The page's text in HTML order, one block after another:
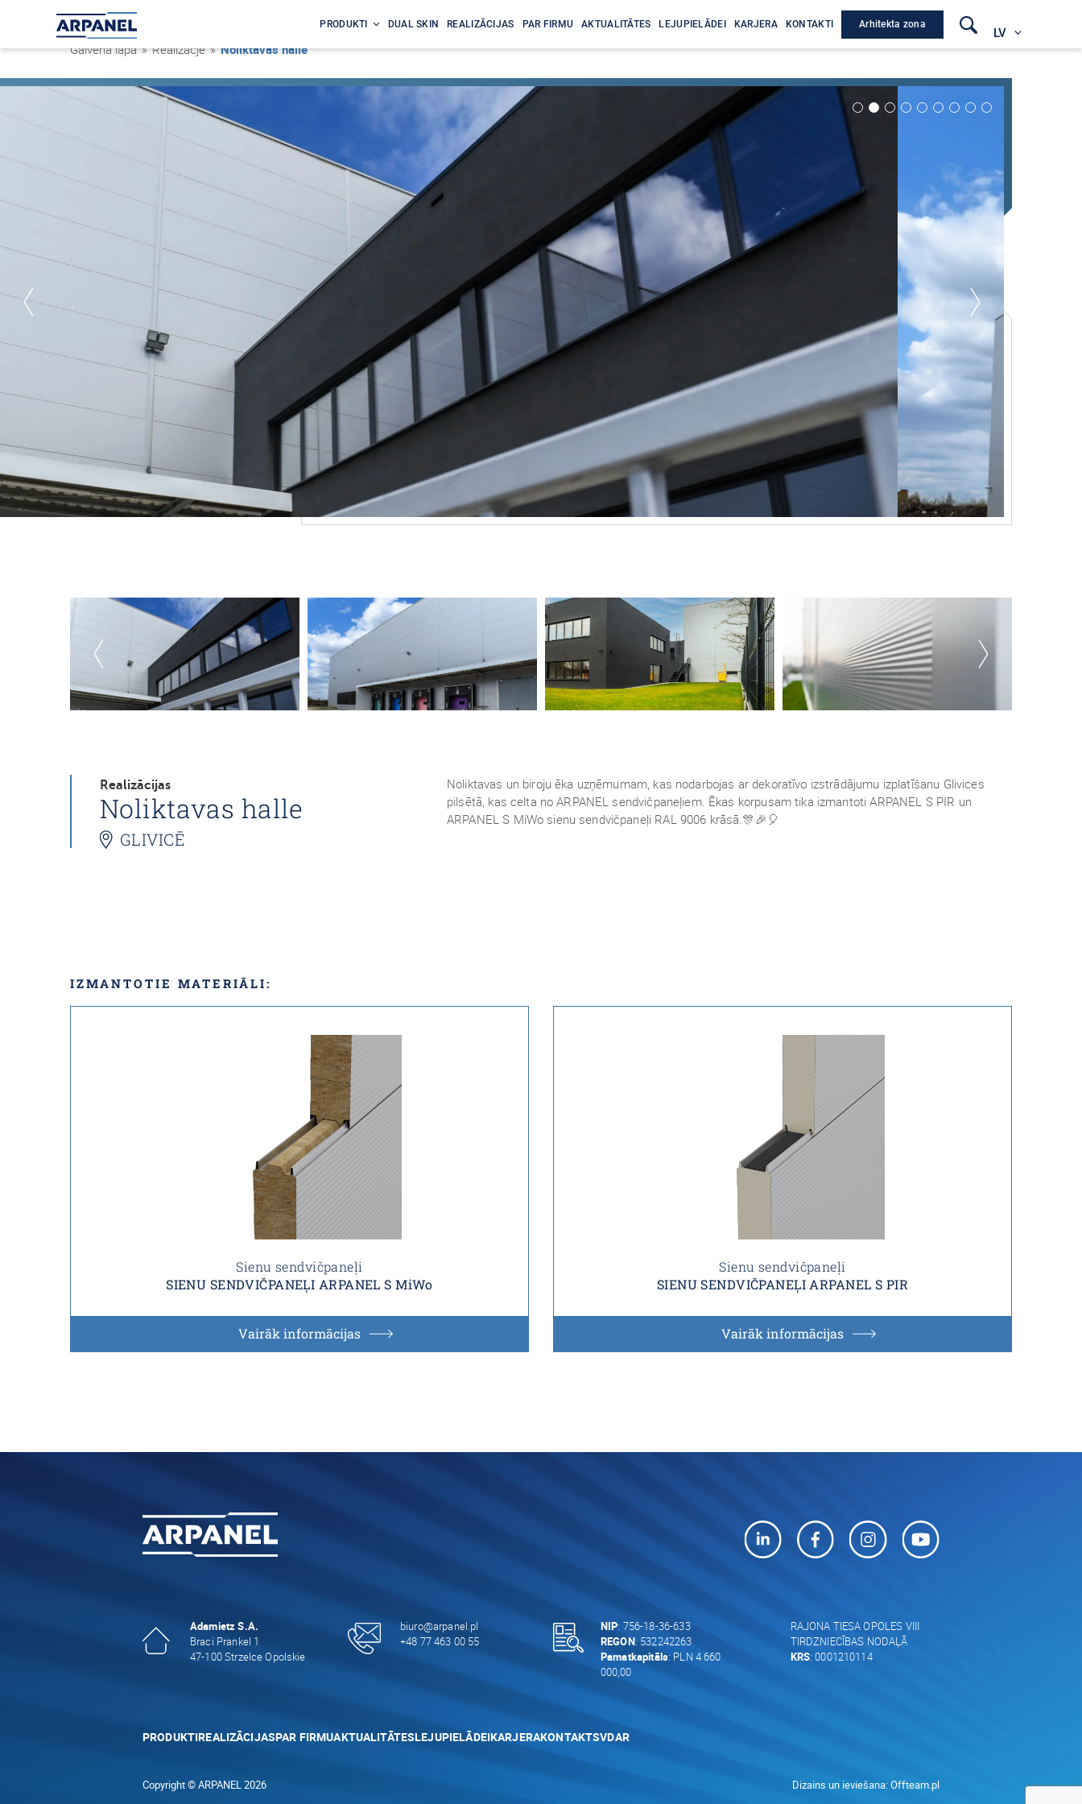
PRODUKTI DUAL SKIN REALIZĀCIJAS PAR FIRMU AKTUALITĀTES LEJUPIELĀDEI KARJERA KONTAKTI Arhitekta zona
LV
Galvenā lapa » Realizacje »Noliktavas halle
Realizācijas
Noliktavas halle
GLIVICĒ
Noliktavas un biroju ēka uzņēmumam, kas nodarbojas ar dekoratīvo izstrādājumu izplatīšanu Glivices
pilsētā, kas celta no ARPANEL sendvičpaneļiem. Ēkas korpusam tika izmantoti ARPANEL S PIR un
ARPANEL S MiWo sienu sendvičpaneļi RAL 9006 krāsā.🎊🎉🎈
IZMANTOTIE MATERIĀLI:
Sienu sendvičpaneļi
SIENU SENDVIČPANEĻI ARPANEL S MiWo
Vairāk informācijas
Sienu sendvičpaneļi
SIENU SENDVIČPANEĻI ARPANEL S PIR
Vairāk informācijas
Adamietz S.A.
Braci Prankel 1
47-100 Strzelce Opolskie
biuro@arpanel.pl
+48 77 463 00 55
NIP: 756-18-36-633
REGON: 532242263
Pamatkapitāls: PLN 4 660
000,00
RAJONA TIESA OPOLES VIII
TIRDZNIECĪBAS NODAĻĀ
KRS: 0001210114
PRODUKTIREALIZĀCIJASPAR FIRMUAKTUALITĀTESLEJUPIELĀDEIKARJERAKONTAKTSVDAR
Copyright © ARPANEL 2026 Dizains un ieviešana:Offteam.pl